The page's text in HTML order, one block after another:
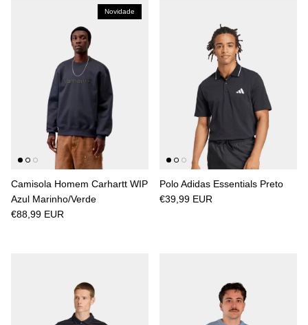
Novidade
Camisola Homem Carhartt WIP
Azul Marinho/Verde
€88,99 EUR
Polo Adidas Essentials Preto
€39,99 EUR